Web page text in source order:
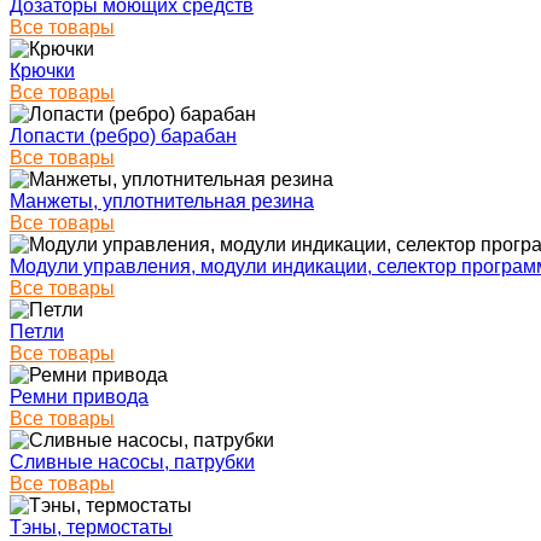
Дозаторы моющих средств
Все товары
Крючки
Все товары
Лопасти (ребро) барабан
Все товары
Манжеты, уплотнительная резина
Все товары
Модули управления, модули индикации, селектор
Все товары
Петли
Все товары
Ремни привода
Все товары
Сливные насосы, патрубки
Все товары
Тэны, термостаты